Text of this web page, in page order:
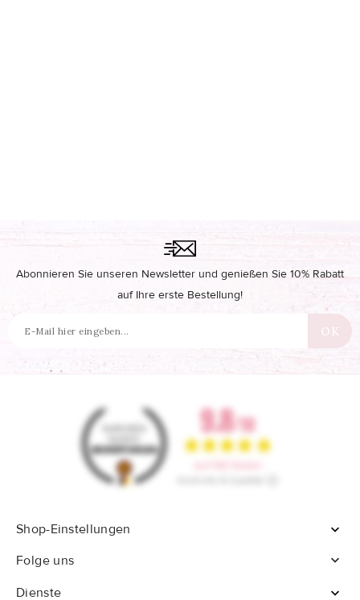
Abonnieren Sie unseren Newsletter und genießen Sie 10% Rabatt
auf Ihre erste Bestellung!
Shop-Einstellungen

Folge uns

Dienste
